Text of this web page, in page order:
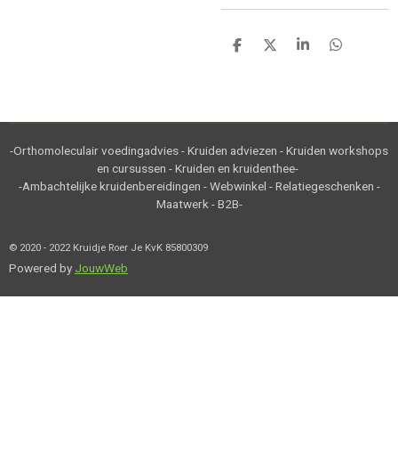
D
D
S
D
-Orthomoleculair voedingadvies - Kruiden adviezen - Kruiden workshops
en cursussen - Kruiden en kruidenthee-
-Ambachtelijke kruidenbereidingen - Webwinkel - Relatiegeschenken -
Maatwerk - B2B-
© 2020 - 2022 Kruidje Roer Je KvK 85800309
Powered by JouwWeb